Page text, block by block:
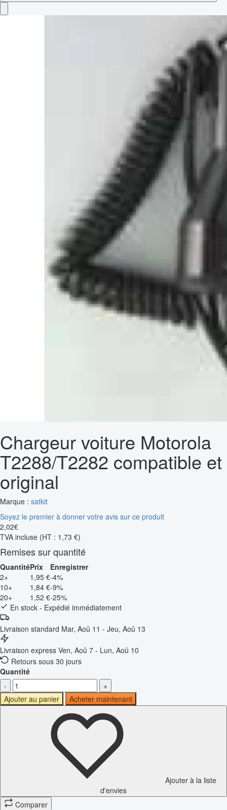
Chargeur voiture Motorola
T2288/T2282 compatible et
original
Marque : satkit
Soyez le premier à donner votre avis sur ce produit
2,02€
TVA incluse (HT : 1,73 €)
Remises sur quantité
QuantitéPrix
Enregistrer
2+
1,95 €-4%
10+
1,84 €-9%
20+
1,52 €-25%
En stock - Expédié immédiatement
Livraison standard Mar, Aoû 11 - Jeu, Aoû 13
Livraison express Ven, Aoû 7 - Lun, Aoû 10
Retours sous 30 jours
Quantité
-
+
Ajouter au panier
Acheter maintenant
Ajouter à la liste
d'envies
Comparer